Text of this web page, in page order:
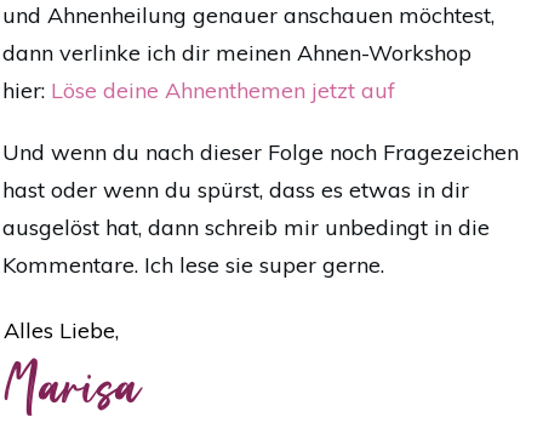
und Ahnenheilung genauer anschauen möchtest,
dann verlinke ich dir meinen Ahnen-Workshop
hier: Löse deine Ahnenthemen jetzt auf
Und wenn du nach dieser Folge noch Fragezeichen
hast oder wenn du spürst, dass es etwas in dir
ausgelöst hat, dann schreib mir unbedingt in die
Kommentare. Ich lese sie super gerne.
Alles Liebe,
Marisa